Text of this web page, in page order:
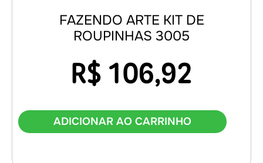
FAZENDO ARTE KIT DE
ROUPINHAS 3005
R$ 106,92
ADICIONAR AO CARRINHO